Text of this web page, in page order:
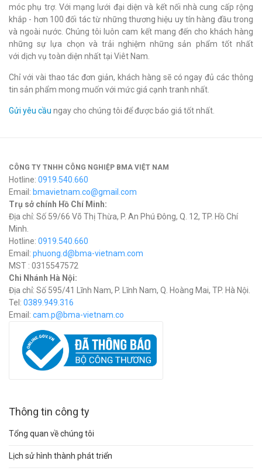
móc phụ trợ. Với mạng lưới đại diện và kết nối nhà cung cấp rộng
khắp - hơn 100 đối tác từ những thương hiệu uy tín hàng đầu trong
và ngoài nước. Chúng tôi luôn cam kết mang đến cho khách hàng
những sự lựa chọn và trải nghiệm những sản phẩm tốt nhất
với dịch vụ toàn diện nhất tại Viêt Nam.
Chỉ với vài thao tác đơn giản, khách hàng sẽ có ngay đủ các thông
tin sản phẩm mong muốn với mức giá cạnh tranh nhất.
Gửi yêu cầu ngay cho chúng tôi để được báo giá tốt nhất.
CÔNG TY TNHH CÔNG NGHIỆP BMA VIỆT NAM
Hotline: 0919.540.660
Email: bmavietnam.co@gmail.com
Trụ sở chính Hồ Chí Minh:
Địa chỉ: Số 59/66 Võ Thị Thừa, P. An Phú Đông, Q. 12, TP. Hồ Chí
Minh.
Hotline: 0919.540.660
Email: phuong.d@bma-vietnam.com
MST : 0315547572
Chi Nhánh Hà Nội:
Địa chỉ: Số 595/41 Lĩnh Nam, P. Lĩnh Nam, Q. Hoàng Mai, TP. Hà Nội.
Tel: 0389.949.316
Email: cam.p@bma-vietnam.co
Thông tin công ty
Tổng quan về chúng tôi
Lịch sử hình thành phát triển